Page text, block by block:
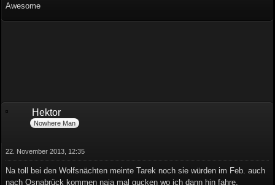
Awesome
Hektor
Nowhere Man
22. November 2013, 12:35
Na toll bei den Wolfsnächten meinte Tarek noch sie würden im Feb. auch
nach Osnabrück kommen naja mal gucken wo ich dann hin fahre.